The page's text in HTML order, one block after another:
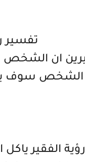
تفسير
ان الشخص
الشخص سوف
الفقير